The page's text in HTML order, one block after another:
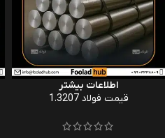
اطلاعات بیشتر
قیمت فولاد 1.3207